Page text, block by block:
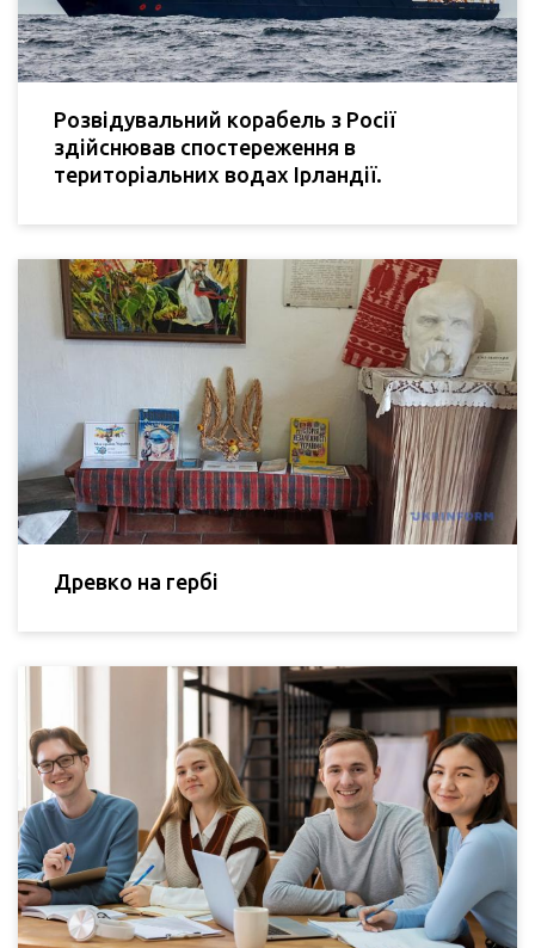
Розвідувальний корабель з Росії
здійснював спостереження в
територіальних водах Ірландії.
Древко на гербі